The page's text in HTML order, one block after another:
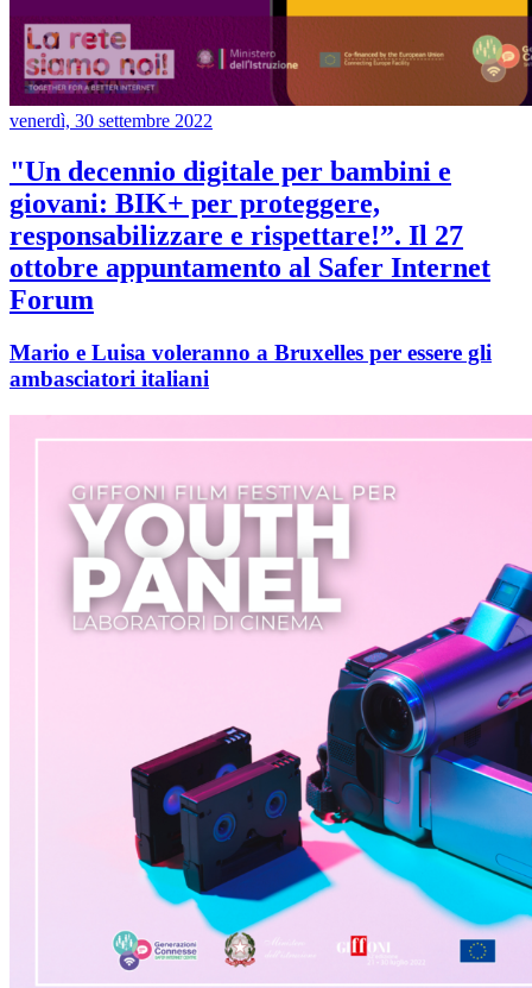
venerdì, 30 settembre 2022
"Un decennio digitale per bambini e
giovani: BIK+ per proteggere,
responsabilizzare e rispettare!”. Il 27
ottobre appuntamento al Safer Internet
Forum
Mario e Luisa voleranno a Bruxelles per essere gli
ambasciatori italiani